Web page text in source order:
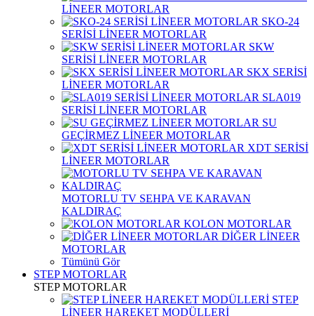
LİNEER MOTORLAR
SKO-24
SERİSİ LİNEER MOTORLAR
SKW
SERİSİ LİNEER MOTORLAR
SKX SERİSİ
LİNEER MOTORLAR
SLA019
SERİSİ LİNEER MOTORLAR
SU
GEÇİRMEZ LİNEER MOTORLAR
XDT SERİSİ
LİNEER MOTORLAR
MOTORLU TV SEHPA VE KARAVAN
KALDIRAÇ
KOLON MOTORLAR
DİĞER LİNEER
MOTORLAR
Tümünü Gör
STEP MOTORLAR
STEP MOTORLAR
STEP
LİNEER HAREKET MODÜLLERİ